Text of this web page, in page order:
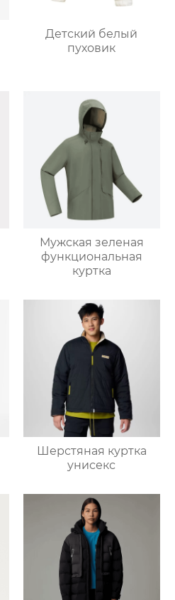
Детский белый
пуховик
Мужская зеленая
функциональная
куртка
Шерстяная куртка
унисекс